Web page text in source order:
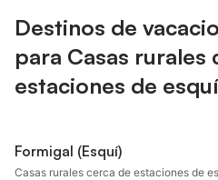
Destinos de
para Casas rurales
estaciones de esquí
Formigal (Esquí)
Casas rurales cerca de estaciones de